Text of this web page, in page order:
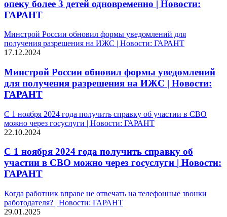
опеку более 3 детей одновременно | Новости:
ГАРАНТ
Минстрой России обновил формы уведомлений для
получения разрешения на ИЖС | Новости: ГАРАНТ
17.12.2024
Минстрой России обновил формы уведомлений
для получения разрешения на ИЖС | Новости:
ГАРАНТ
С 1 ноября 2024 года получить справку об участии в СВО
можно через госуслуги | Новости: ГАРАНТ
22.10.2024
С 1 ноября 2024 года получить справку об
участии в СВО можно через госуслуги | Новости:
ГАРАНТ
Когда работник вправе не отвечать на телефонные звонки
работодателя? | Новости: ГАРАНТ
29.01.2025